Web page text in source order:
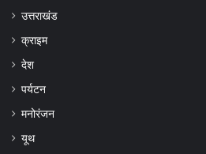
उत्तराखंड
क्राइम
देश
पर्यटन
मनोरंजन
यूथ